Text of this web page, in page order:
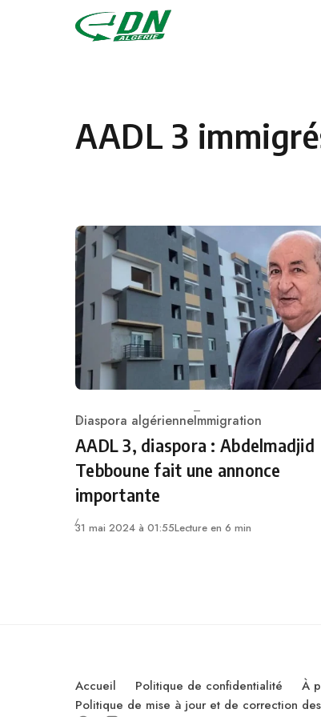
Skip to content
AADL 3
Category
Diaspora algérienneImmigration
AADL 3, diaspora : Abdelmadjid
Tebboune fait une annonce
importante
31 mai 2024 à 01:55Lecture en 6 min
Accueil Politique de confidentialité À
Politique de mise à jour et de correction